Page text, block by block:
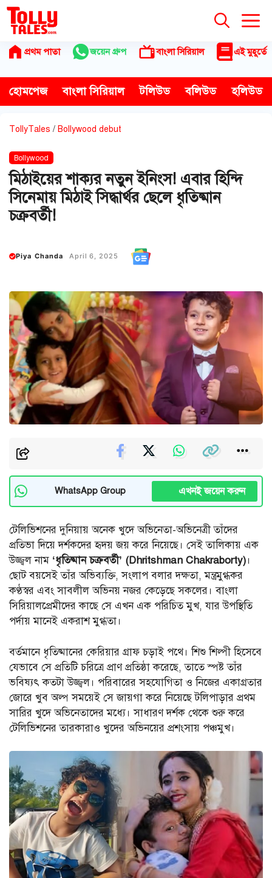
Skip
content
প্রথম পাতা জয়েন গ্রুপ বাংলা সিরিয়াল এই মুহূর্তে
হোমপেজ বাংলা সিরিয়াল টলিউড বলিউড হলিউড
TollyTales / Bollywood debut
Bollywood
মিঠাইয়ের শাক্যর নতুন ইনিংস! এবার হিন্দি
সিনেমায় মিঠাই সিদ্ধার্থর ছেলে ধৃতিষ্মান
চক্রবর্তী!
Piya Chanda April 6, 2025
WhatsApp Group এখনই জয়েন করুন
টেলিভিশনের দুনিয়ায় অনেক খুদে অভিনেতা-অভিনেত্রী তাঁদের
প্রতিভা দিয়ে দর্শকদের হৃদয় জয় করে নিয়েছে। সেই তালিকায় এক
উজ্জ্বল নাম ‘ধৃতিষ্মান চক্রবর্তী’ (Dhritshman Chakraborty)।
ছোট বয়সেই তাঁর অভিব্যক্তি, সংলাপ বলার দক্ষতা, মন্ত্রমুগ্ধকর
কণ্ঠস্বর এবং সাবলীল অভিনয় নজর কেড়েছে সকলের। বাংলা
সিরিয়ালপ্রেমীদের কাছে সে এখন এক পরিচিত মুখ, যার উপস্থিতি
পর্দায় মানেই একরাশ মুগ্ধতা।
বর্তমানে ধৃতিষ্মানের কেরিয়ার গ্রাফ চড়াই পথে। শিশু শিল্পী হিসেবে
যেভাবে সে প্রতিটি চরিত্রে প্রাণ প্রতিষ্ঠা করেছে, তাতে স্পষ্ট তাঁর
ভবিষ্যৎ কতটা উজ্জ্বল। পরিবারের সহযোগিতা ও নিজের একাগ্রতার
জোরে খুব অল্প সময়েই সে জায়গা করে নিয়েছে টলিপাড়ার প্রথম
সারির খুদে অভিনেতাদের মধ্যে। সাধারণ দর্শক থেকে শুরু করে
টেলিভিশনের তারকারাও খুদের অভিনয়ের প্রশংসায় পঞ্চমুখ।